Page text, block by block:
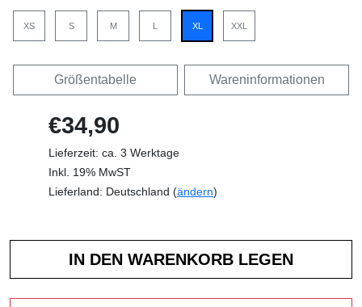
XS S M L XL XXL
Größentabelle Wareninformationen
€34,90
Lieferzeit: ca. 3 Werktage
Inkl. 19% MwST
Lieferland: Deutschland (ändern)